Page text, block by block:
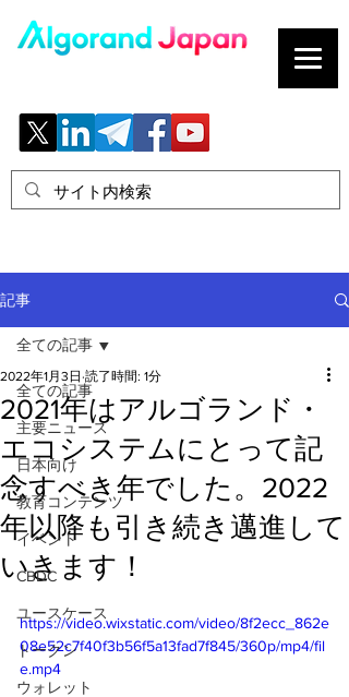
記事
全ての記事
主要ニュース
日本向け
教育コンテンツ
イベント
CBDC
ユースケース
トークン
ウォレット
全ての記事
2021年はアルゴランド・
エコシステムにとって記
念すべき年でした。2022
年以降も引き続き邁進して
いきます！
2022年1月3日 読了時間: 1分
https://video.wixstatic.com/video/8f2ecc_862e
08e52c7f40f3b56f5a13fad7f845/360p/mp4/fil
e.mp4